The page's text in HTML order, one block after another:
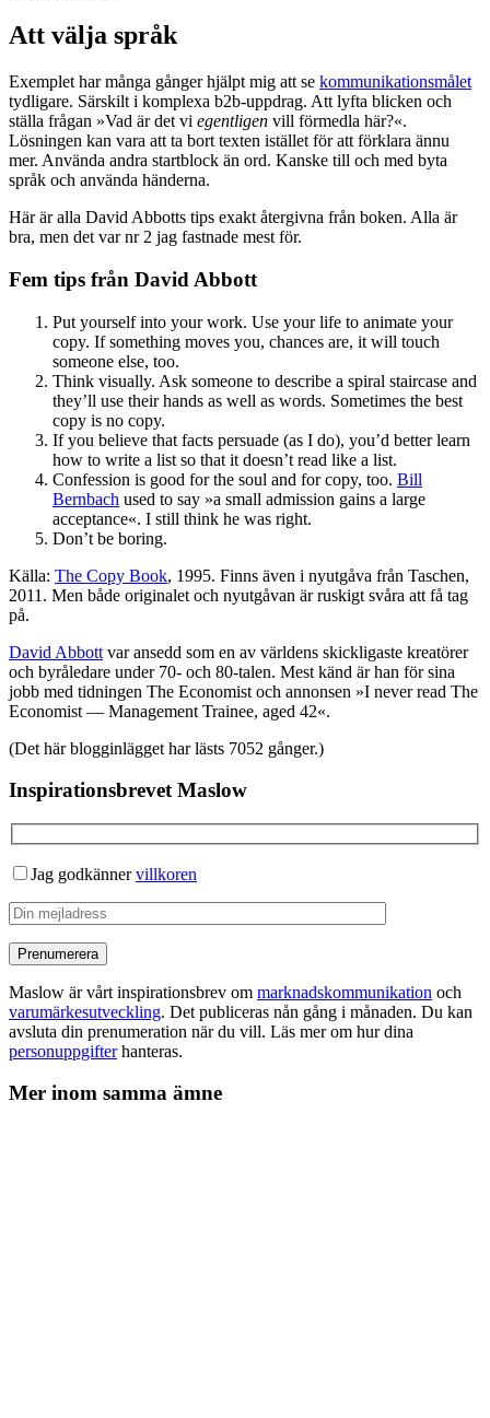
Att välja språk
Exemplet har många gånger hjälpt mig att se kommunikationsmålet
tydligare. Särskilt i komplexa b2b-uppdrag. Att lyfta blicken och
ställa frågan »Vad är det vi egentligen vill förmedla här?«.
Lösningen kan vara att ta bort texten istället för att förklara ännu
mer. Använda andra startblock än ord. Kanske till och med byta
språk och använda händerna.
Här är alla David Abbotts tips exakt återgivna från boken. Alla är
bra, men det var nr 2 jag fastnade mest för.
Fem tips från David Abbott
Put yourself into your work. Use your life to animate your
copy. If something moves you, chances are, it will touch
someone else, too.
Think visually. Ask someone to describe a spiral staircase and
they’ll use their hands as well as words. Sometimes the best
copy is no copy.
If you believe that facts persuade (as I do), you’d better learn
how to write a list so that it doesn’t read like a list.
Confession is good for the soul and for copy, too. Bill
Bernbach used to say »a small admission gains a large
acceptance«. I still think he was right.
Don’t be boring.
Källa: The Copy Book, 1995. Finns även i nyutgåva från Taschen,
2011. Men både originalet och nyutgåvan är ruskigt svåra att få tag
på.
David Abbott var ansedd som en av världens skickligaste kreatörer
och byråledare under 70- och 80-talen. Mest känd är han för sina
jobb med tidningen The Economist och annonsen »I never read The
Economist — Management Trainee, aged 42«.
(Det här blogginlägget har lästs 7052 gånger.)
Inspirationsbrevet Maslow
Jag godkännervillkoren
Maslow är vårt inspirationsbrev om marknadskommunikation och
varumärkesutveckling. Det publiceras nån gång i månaden. Du kan
avsluta din prenumeration när du vill. Läs mer om hur dina
personuppgifterhanteras.
Mer inom samma ämne